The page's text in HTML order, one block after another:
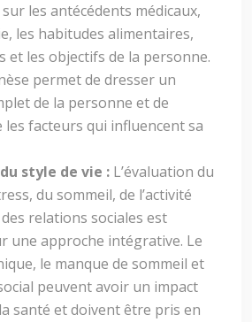
les antécédents médicaux,
les habitudes alimentaires,
et les objectifs de la personne.
permet de dresser un
de la personne et de
les facteurs qui influencent sa
style de vie : L’évaluation du
du sommeil, de l’activité
relations sociales est
une approche intégrative. Le
le manque de sommeil et
peuvent avoir un impact
santé et doivent être pris en